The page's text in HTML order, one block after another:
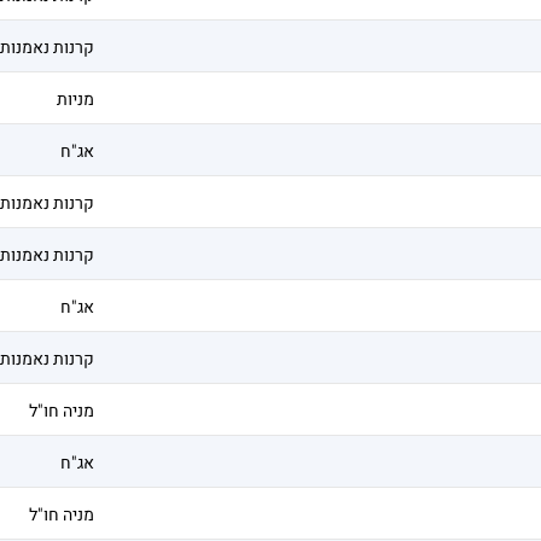
קרנות נאמנות
מניות
אג"ח
קרנות נאמנות
קרנות נאמנות
אג"ח
קרנות נאמנות
מניה חו"ל
אג"ח
מניה חו"ל